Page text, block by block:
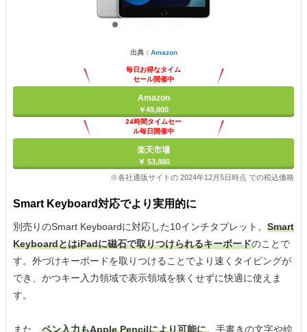
出典： Amazon
毎日お得なタイム
セール開催中
Amazon
￥49,800
24時間タイムセー
ル毎日開催中
楽天市場
￥ 53,880
※各社通販サイトの 2024年12月5日時点 での税込価格
Smart Keyboard対応でより実用的に
別売りのSmart Keyboardに対応した10インチタブレット。 Smart
KeyboardとはiPadに磁石で取りつけられるキーボードのことで
す。外づけキーボードを取りつけることでより速くタイピングが
でき、かつキー入力領域で表示領域を狭くせずに快適に使えま
す。
また、 ペン入力もApple Pencilにより可能に。手書きの文字や絵